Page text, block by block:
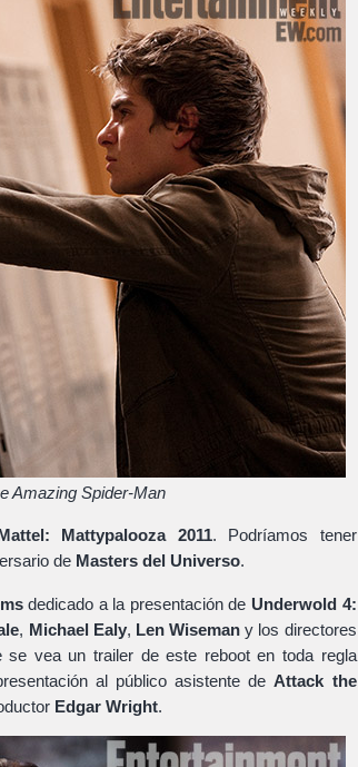
Amazing Spider-Man
Mattypalooza 2011. Podríamos tener
de Masters del Universo.
dedicado a la presentación de Underwold 4:
, Michael Ealy, Len Wiseman y los directores
se vea un trailer de este reboot en toda regla
al público asistente deAttack the
Edgar Wright.